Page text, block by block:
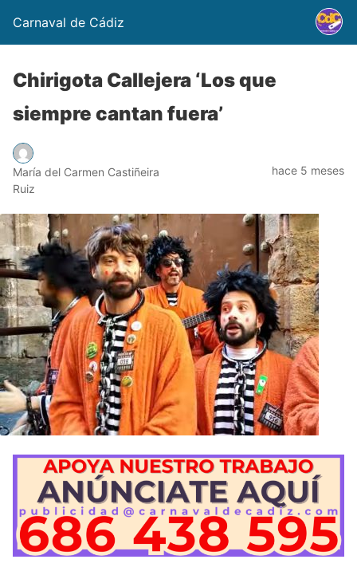
Carnaval de Cádiz
Chirigota Callejera ‘Los que
siempre cantan fuera’
María del Carmen Castiñeira
Ruiz
hace 5 meses